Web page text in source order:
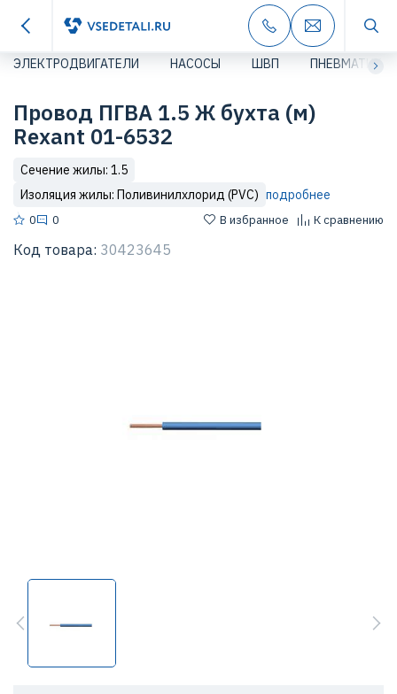
ЭЛЕКТРОДВИГАТЕЛИ НАСОСЫ ШВП ПНЕВМАТИКА
Провод ПГВА 1.5 Ж бухта (м)
Rexant 01-6532
Сечение жилы: 1.5
Изоляция жилы: Поливинилхлорид (PVC) подробнее
0 0 В избранное К сравнению
Код товара: 30423645